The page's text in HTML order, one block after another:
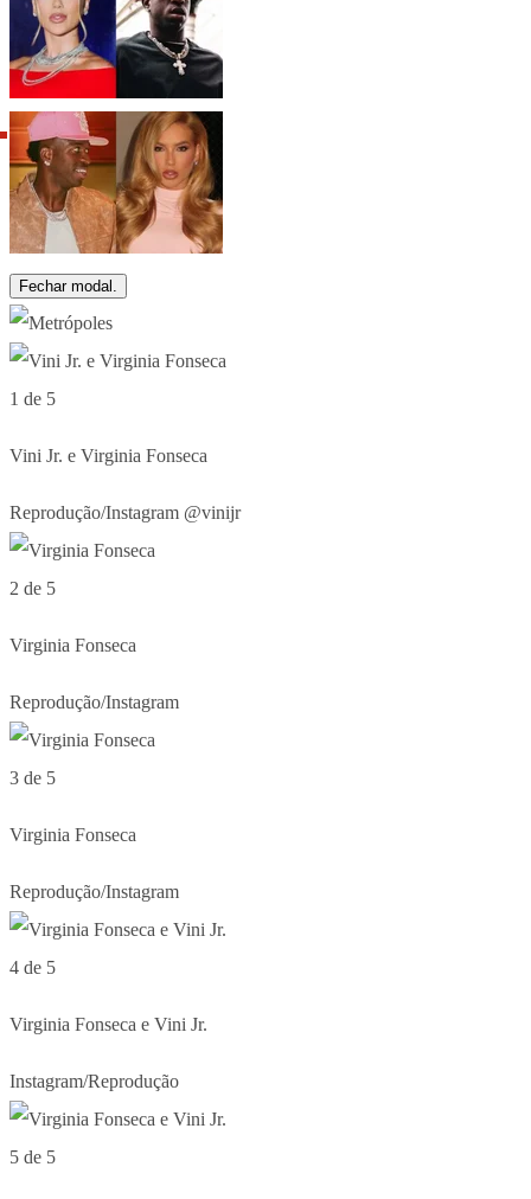
Fechar modal.
1 de 5
Vini Jr. e Virginia Fonseca
Reprodução/Instagram @vinijr
2 de 5
Virginia Fonseca
Reprodução/Instagram
3 de 5
Virginia Fonseca
Reprodução/Instagram
4 de 5
Virginia Fonseca e Vini Jr.
Instagram/Reprodução
5 de 5